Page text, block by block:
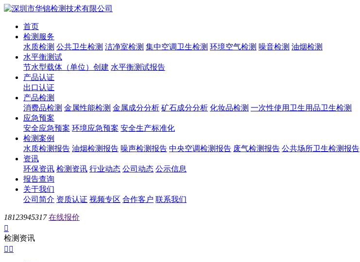
首页
检测服务
水质检测 公共卫生检测 洁净室检测 集中空调卫生检测 环境空气检测 噪音检测 油烟检测
水平衡测试
节水型载体（单位）创建 水平衡测试报告
产品认证
出口认证
产品检测
消费品检测 金属性能检测 金属成分分析 矿石成分分析 化妆品检测 一次性使用卫生用品卫生检测
应急预案
安全应急预案 环境应急预案 安全生产标准化
检测案例
水质检测报告 油烟检测报告 噪声检测报告 中央空调检测报告 废气检测报告 公共场所卫生检测报告
资讯
环保资讯 检测资讯 行业动态 公司动态 公示信息
报告查询
关于我们
公司简介 资质认证 视频专区 合作客户 联系我们
18123945317 在线报价

检测资讯
 